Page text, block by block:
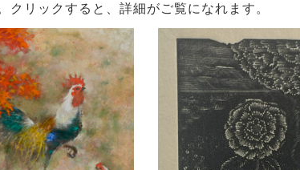
クリックすると、詳細がご覧になれます。